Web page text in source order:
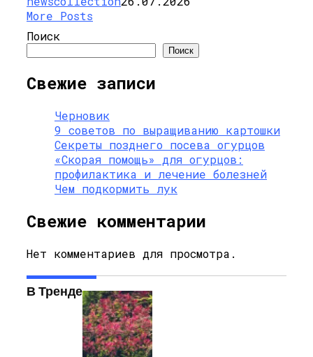
More Posts
Поиск
Поиск
Свежие записи
Черновик
9 советов по выращиванию картошки
Секреты позднего посева огурцов
«Скорая помощь» для огурцов:
профилактика и лечение болезней
Чем подкормить лук
Свежие комментарии
Нет комментариев для просмотра.
В Тренде